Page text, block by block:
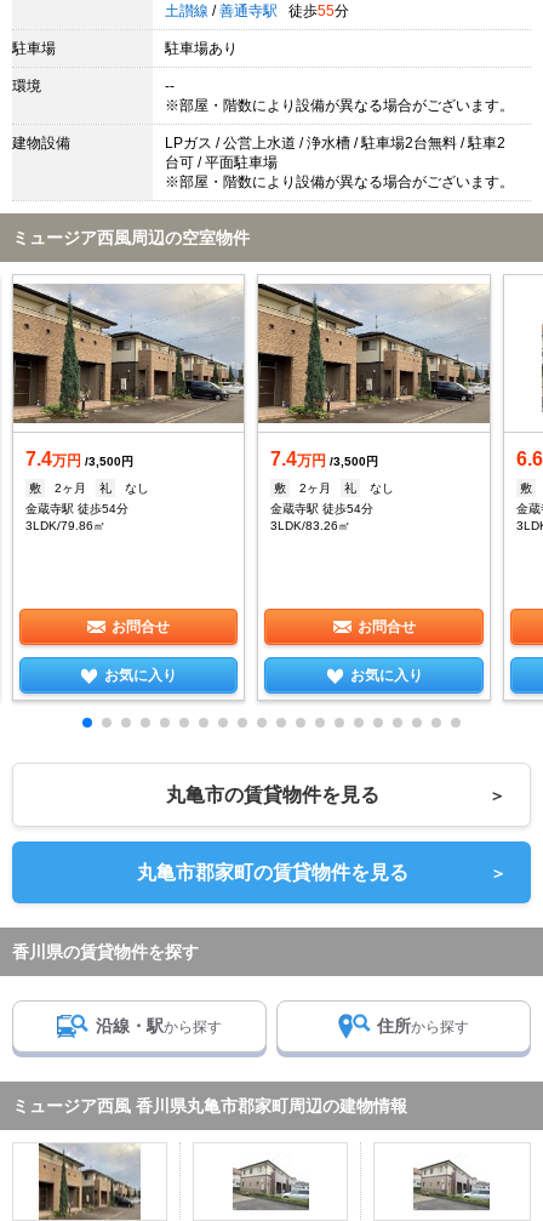
土讃線 / 善通寺駅 徒歩55分
駐車場 駐車場あり
環境
--
※部屋・階数により設備が異なる場合がございます。
建物設備
LPガス / 公営上水道 / 浄水槽 / 駐車場2台無料 / 駐車2
台可 / 平面駐車場
※部屋・階数により設備が異なる場合がございます。
ミュージア西風周辺の空室物件
7.4万円 /3,500円
敷
2ヶ月 礼
なし
金蔵寺駅 徒歩54分
3LDK/79.86㎡
お問合せ
お気に入り
7.4万円 /3,500円
敷
2ヶ月 礼
なし
金蔵寺駅 徒歩54分
3LDK/83.26㎡
お問合せ
お気に入り
敷
金
丸亀市の賃貸物件を見る ＞
丸亀市郡家町の賃貸物件を見る ＞
香川県の賃貸物件を探す
沿線・駅から探す 住所から探す
ミュージア西風 香川県丸亀市郡家町周辺の建物情報